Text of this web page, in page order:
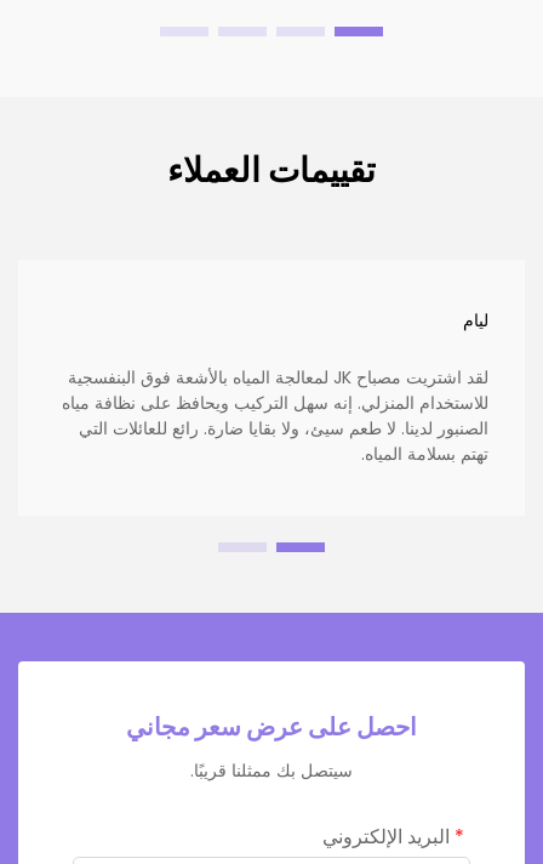
تقييمات العملاء
ليام
لقد اشتريت مصباح JK لمعالجة المياه بالأشعة فوق البنفسجية
للاستخدام المنزلي. إنه سهل التركيب ويحافظ على نظافة مياه
الصنبور لدينا. لا طعم سيئ، ولا بقايا ضارة. رائع للعائلات التي
تهتم بسلامة المياه.
احصل على عرض سعر مجاني
سيتصل بك ممثلنا قريبًا.
البريد الإلكتروني